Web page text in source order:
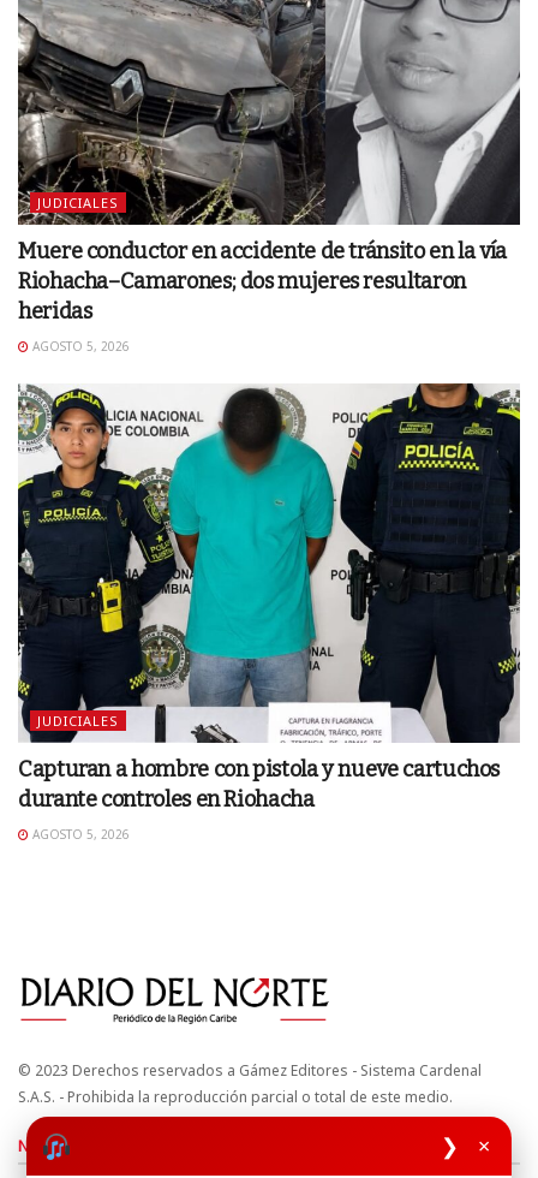
❯ ×
JUDICIALES
Muere conductor en accidente de tránsito en la vía
Riohacha–Camarones; dos mujeres resultaron
heridas
AGOSTO 5, 2026
JUDICIALES
Capturan a hombre con pistola y nueve cartuchos
durante controles en Riohacha
AGOSTO 5, 2026
© 2023 Derechos reservados a Gámez Editores - Sistema Cardenal
S.A.S. - Prohibida la reproducción parcial o total de este medio.
Nuestros sitios